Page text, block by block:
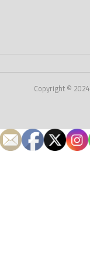
Copyright © 2024